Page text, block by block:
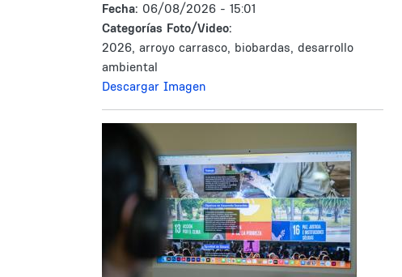
Fecha: 06/08/2026 - 15:01
Categorías Foto/Video:
2026, arroyo carrasco, biobardas, desarrollo
ambiental
Descargar Imagen